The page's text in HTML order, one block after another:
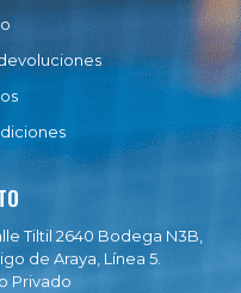
Tiltil 2640 Bodega N3B,
de Araya, Línea 5.
Privado